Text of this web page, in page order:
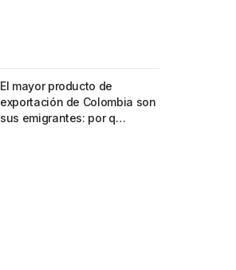
El mayor producto de
exportación de Colombia son
sus emigrantes: por q…